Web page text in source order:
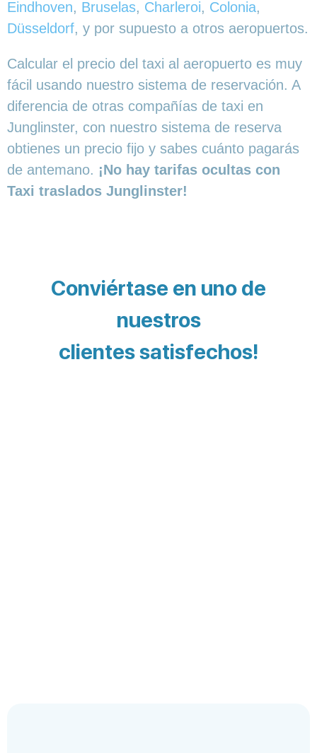
Eindhoven, Bruselas, Charleroi, Colonia,
Düsseldorf, y por supuesto a otros aeropuertos.
Calcular el precio del taxi al aeropuerto es muy
fácil usando nuestro sistema de reservación. A
diferencia de otras compañías de taxi en
Junglinster, con nuestro sistema de reserva
obtienes un precio fijo y sabes cuánto pagarás
de antemano. ¡No hay tarifas ocultas con
Taxi traslados Junglinster!
Conviértase en uno de
nuestros
clientes satisfechos!